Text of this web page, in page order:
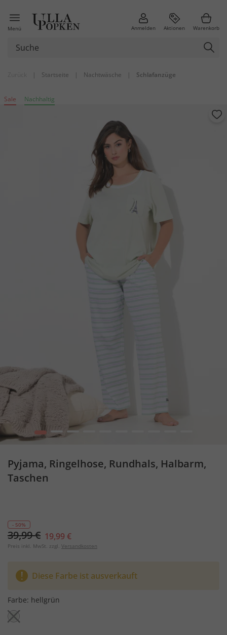
Menü Anmelden Aktionen Warenkorb
| Startseite | Nachtwäsche | Schlafanzüge
Sale Nachhaltig
1 2 3
Pyjama, Ringelhose, Rundhals, Halbarm,
Taschen
- 50%
39,99 € 19,99 €
Preis inkl. MwSt. zzgl. Versandkosten
Diese Farbe ist ausverkauft
Farbe: hellgrün